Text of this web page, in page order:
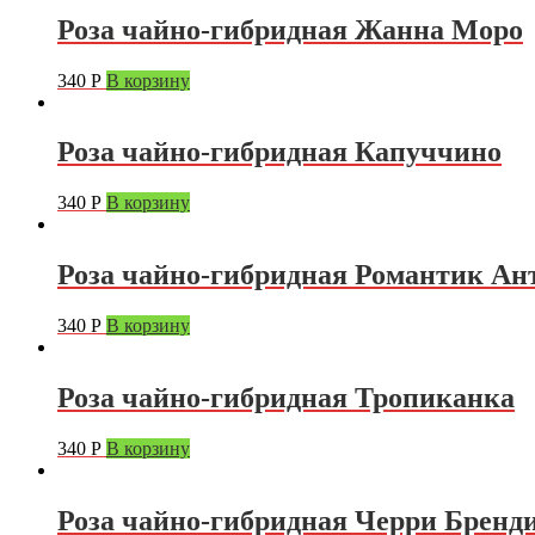
Роза чайно-гибридная Жанна Моро
340 Р В корзину
Роза чайно-гибридная Капуччино
340 Р В корзину
Роза чайно-гибридная Романтик
340 Р В корзину
Роза чайно-гибридная Тропиканка
340 Р В корзину
Роза чайно-гибридная Черри